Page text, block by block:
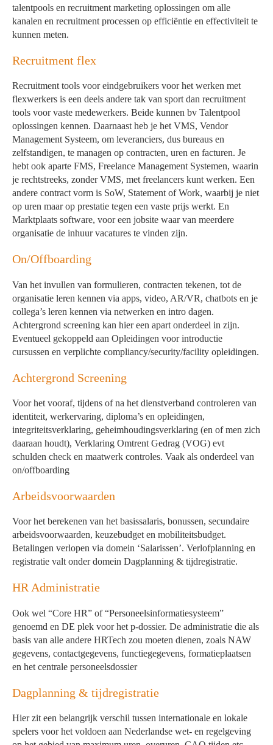
talentpools en recruitment marketing oplossingen om alle
kanalen en recruitment processen op efficiëntie en effectiviteit te
kunnen meten.
Recruitment flex
Recruitment tools voor eindgebruikers voor het werken met
flexwerkers is een deels andere tak van sport dan recruitment
tools voor vaste medewerkers. Beide kunnen bv Talentpool
oplossingen kennen. Daarnaast heb je het VMS, Vendor
Management Systeem, om leveranciers, dus bureaus en
zelfstandigen, te managen op contracten, uren en facturen. Je
hebt ook aparte FMS, Freelance Management Systemen, waarin
je rechtstreeks, zonder VMS, met freelancers kunt werken. Een
andere contract vorm is SoW, Statement of Work, waarbij je niet
op uren maar op prestatie tegen een vaste prijs werkt. En
Marktplaats software, voor een jobsite waar van meerdere
organisatie de inhuur vacatures te vinden zijn.
On/Offboarding
Van het invullen van formulieren, contracten tekenen, tot de
organisatie leren kennen via apps, video, AR/VR, chatbots en je
collega’s leren kennen via netwerken en intro dagen.
Achtergrond screening kan hier een apart onderdeel in zijn.
Eventueel gekoppeld aan Opleidingen voor introductie
cursussen en verplichte compliancy/security/facility opleidingen.
Achtergrond Screening
Voor het vooraf, tijdens of na het dienstverband controleren van
identiteit, werkervaring, diploma’s en opleidingen,
integriteitsverklaring, geheimhoudingsverklaring (en of men zich
daaraan houdt), Verklaring Omtrent Gedrag (VOG) evt
schulden check en maatwerk controles. Vaak als onderdeel van
on/offboarding
Arbeidsvoorwaarden
Voor het berekenen van het basissalaris, bonussen, secundaire
arbeidsvoorwaarden, keuzebudget en mobiliteitsbudget.
Betalingen verlopen via domein ‘Salarissen’. Verlofplanning en
registratie valt onder domein Dagplanning & tijdregistratie.
HR Administratie
Ook wel “Core HR” of “Personeelsinformatiesysteem”
genoemd en DE plek voor het p-dossier. De administratie die als
basis van alle andere HRTech zou moeten dienen, zoals NAW
gegevens, contactgegevens, functiegegevens, formatieplaatsen
en het centrale personeelsdossier
Dagplanning & tijdregistratie
Hier zit een belangrijk verschil tussen internationale en lokale
spelers voor het voldoen aan Nederlandse wet- en regelgeving